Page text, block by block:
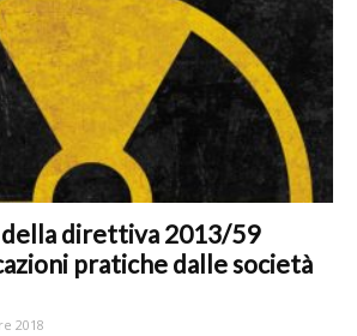
direttiva 2013/59
pratiche dalle società
2018